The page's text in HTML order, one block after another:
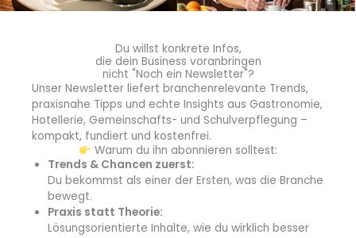
Die mittelständisch geprägte EGV|AG beliefert Profi-
Kunden aus der Gemeinschaftsverpflegung, im
Gesundheits- und Sozialbereich, Bildung,
Betriebsgastronomie sowie Hotellerie regional und
überregional zuverlässig und schnell als Lebensmittel-
Vollsortimenter mit hoher Frischekompetenz. Auf
Augenhöhe handelt die EGV|AG freundlich, kompetent und
persönlich und entwickelt unkompliziert Lösungen mit ihren
Kunden.
Du willst konkrete Infos,
die dein Business voranbringen
nicht "Noch ein Newsletter"?
Unser Newsletter liefert branchenrelevante Trends,
praxisnahe Tipps und echte Insights aus Gastronomie,
Hotellerie, Gemeinschafts- und Schulverpflegung –
kompakt, fundiert und kostenfrei.
Warum du ihn abonnieren solltest:
Trends & Chancen zuerst:
Du bekommst als einer der Ersten, was die Branche
bewegt.
Praxis statt Theorie:
Lösungsorientierte Inhalte, wie du wirklich besser